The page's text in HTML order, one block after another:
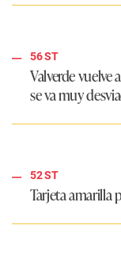
56 ST
Valverde vuelve
se va muy
52 ST
Tarjeta amarilla